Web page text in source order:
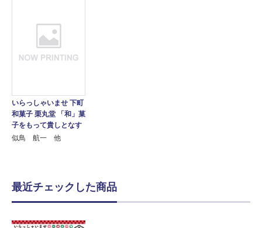
いらっしゃいませ 下町
和菓子 栗丸堂 「和」菓
子をもって貴しとなす
似鳥 航一 他
最近チェックした商品